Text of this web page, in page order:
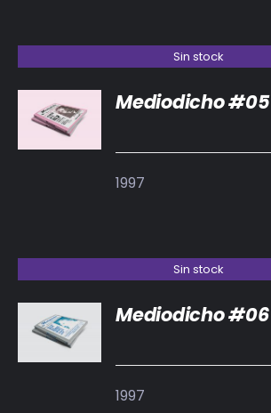
Sin stock
DETALLES
Mediodicho #05
1997
Sin stock
DETALLES
Mediodicho #06
1997